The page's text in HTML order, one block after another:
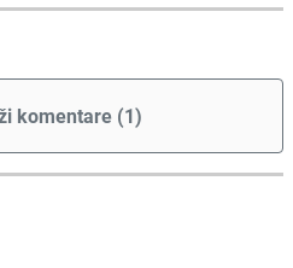
komentare (1)